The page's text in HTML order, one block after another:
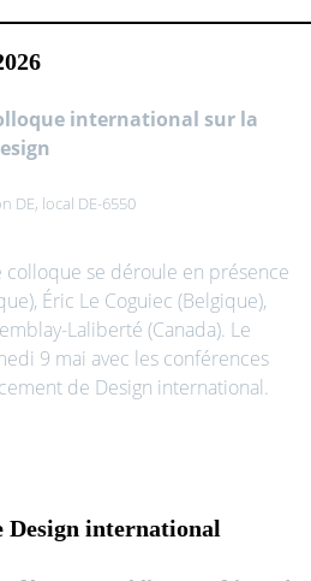
international sur la
DE, local DE-6550
se déroule en présence
Éric Le Coguiec (Belgique),
Laliberté (Canada). Le
9 mai avec les conférences
de Design international.
Design international